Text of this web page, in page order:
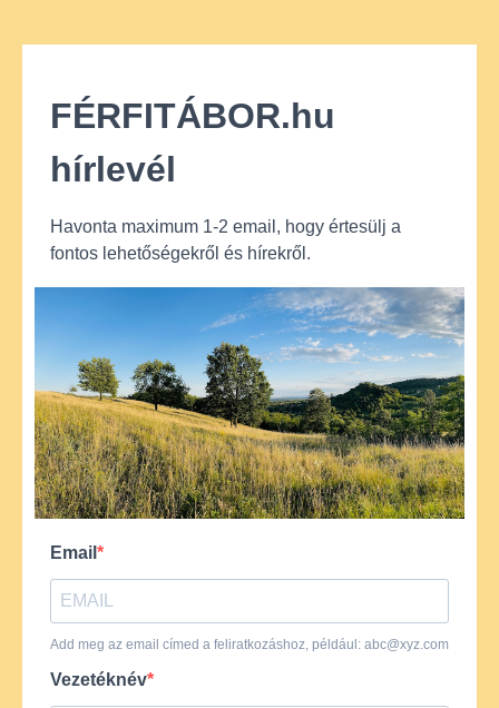
FÉRFITÁBOR.hu
hírlevél
Havonta maximum 1-2 email, hogy értesülj a
fontos lehetőségekről és hírekről.
Email
Add meg az email címed a feliratkozáshoz, például: abc@xyz.com
Vezetéknév